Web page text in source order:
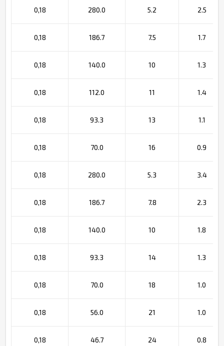
0,18 280.0 5.2 2.5
0,18 186.7 7.5 1.7
0,18 140.0 10 1.3
0,18 112.0 11 1.4
0,18 93.3 13 1.1
0,18 70.0 16 0.9
0,18 280.0 5.3 3.4
0,18 186.7 7.8 2.3
0,18 140.0 10 1.8
0,18 93.3 14 1.3
0,18 70.0 18 1.0
0,18 56.0 21 1.0
0,18 46.7 24 0.8